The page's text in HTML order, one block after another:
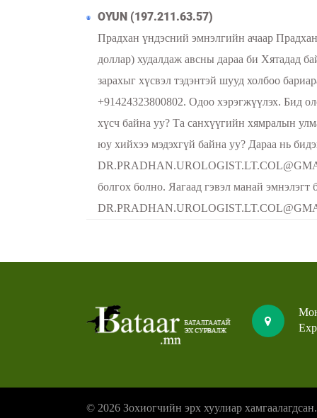
OYUN (197.211.63.57)
Прадхан үндэсний эмнэлгийн ачаар
доллар) худалдаж авсны дараа би Хятадад
зарахыг хүсвэл тэдэнтэй шууд холбоо
+91424323800802. Одоо хэрэгжүүлэх. Бид
хүсч байна уу? Та санхүүгийн хямралын
юу хийхээ мэдэхгүй байна уу? Дараа нь
болгох болно. Яагаад гэвэл манай
© 2026 Зохиогчийн эрх хуулиар